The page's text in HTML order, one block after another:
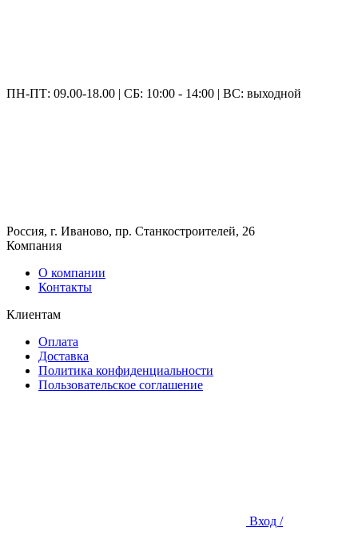
ПН-ПТ: 09.00-18.00 | СБ: 10:00 - 14:00 | ВС: выходной
Россия, г. Иваново, пр. Станкостроителей, 26
Компания
О компании
Контакты
Клиентам
Оплата
Доставка
Политика конфиденциальности
Пользовательское соглашение
Вход /